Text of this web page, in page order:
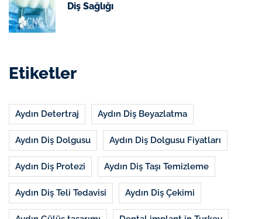
Diş Sağlığı
Etiketler
Aydın Detertraj Aydın Diş Beyazlatma
Aydın Diş Dolgusu Aydın Diş Dolgusu Fiyatları
Aydın Diş Protezi Aydın Diş Taşı Temizleme
Aydın Diş Teli Tedavisi Aydın Diş Çekimi